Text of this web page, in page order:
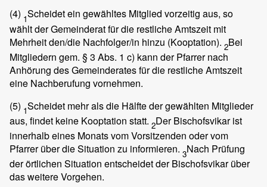
(4) 1Scheidet ein gewähltes Mitglied vorzeitig aus, so
wählt der Gemeinderat für die restliche Amtszeit mit
Mehrheit den/die Nachfolger/in hinzu (Kooptation). 2Bei
Mitgliedern gem. § 3 Abs. 1 c) kann der Pfarrer nach
Anhörung des Gemeinderates für die restliche Amtszeit
eine Nachberufung vornehmen.
(5) 1Scheidet mehr als die Hälfte der gewählten Mitglieder
aus, findet keine Kooptation statt. 2Der Bischofsvikar ist
innerhalb eines Monats vom Vorsitzenden oder vom
Pfarrer über die Situation zu informieren. 3Nach Prüfung
der örtlichen Situation entscheidet der Bischofsvikar über
das weitere Vorgehen.